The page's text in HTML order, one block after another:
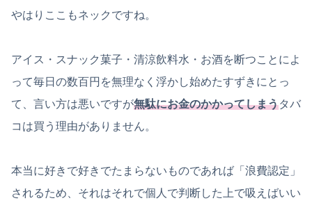
やはりここもネックですね。
アイス・スナック菓子・清涼飲料水・お酒を断つことによ
って毎日の数百円を無理なく浮かし始めたすずきにとっ
て、言い方は悪いですが無駄にお金のかかってしまうタバ
コは買う理由がありません。
本当に好きで好きでたまらないものであれば「浪費認定」
されるため、それはそれで個人で判断した上で吸えばいい